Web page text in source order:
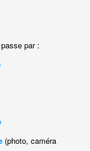
par :
(photo, caméra